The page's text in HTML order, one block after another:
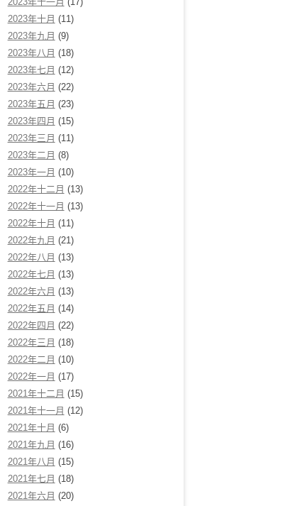
2023年十月 (11)
2023年九月 (9)
2023年八月 (18)
2023年七月 (12)
2023年六月 (22)
2023年五月 (23)
2023年四月 (15)
2023年三月 (11)
2023年二月 (8)
2023年一月 (10)
2022年十二月 (13)
2022年十一月 (13)
2022年十月 (11)
2022年九月 (21)
2022年八月 (13)
2022年七月 (13)
2022年六月 (13)
2022年五月 (14)
2022年四月 (22)
2022年三月 (18)
2022年二月 (10)
2022年一月 (17)
2021年十二月 (15)
2021年十一月 (12)
2021年十月 (6)
2021年九月 (16)
2021年八月 (15)
2021年七月 (18)
2021年六月 (20)